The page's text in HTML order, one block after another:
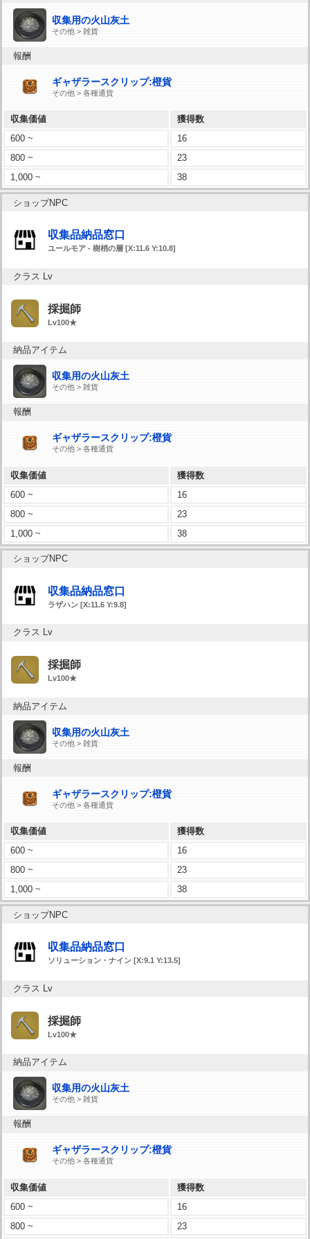
収集用の火山灰土
その他 > 雑貨
報酬
ギャザラースクリップ:橙貨
その他 > 各種通貨
収集価値
獲得数
600 ~
16
800 ~
23
1,000 ~
38
ショップNPC
収集品納品窓口
ユールモア - 樹梢の層 [X:11.6 Y:10.8]
クラス Lv
採掘師
Lv100★
納品アイテム
収集用の火山灰土
その他 > 雑貨
報酬
ギャザラースクリップ:橙貨
その他 > 各種通貨
収集価値
獲得数
600 ~
16
800 ~
23
1,000 ~
38
ショップNPC
収集品納品窓口
ラザハン [X:11.6 Y:9.8]
クラス Lv
採掘師
Lv100★
納品アイテム
収集用の火山灰土
その他 > 雑貨
報酬
ギャザラースクリップ:橙貨
その他 > 各種通貨
収集価値
獲得数
600 ~
16
800 ~
23
1,000 ~
38
ショップNPC
収集品納品窓口
ソリューション・ナイン [X:9.1 Y:13.5]
クラス Lv
採掘師
Lv100★
納品アイテム
収集用の火山灰土
その他 > 雑貨
報酬
ギャザラースクリップ:橙貨
その他 > 各種通貨
収集価値
獲得数
600 ~
16
800 ~
23